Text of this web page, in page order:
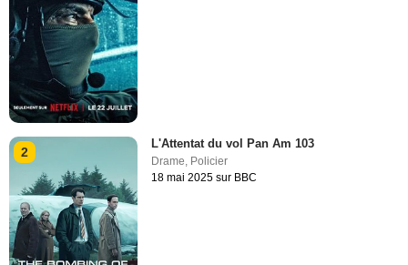
2
L'Attentat du vol Pan Am 103
Drame, Policier
18 mai 2025 sur BBC